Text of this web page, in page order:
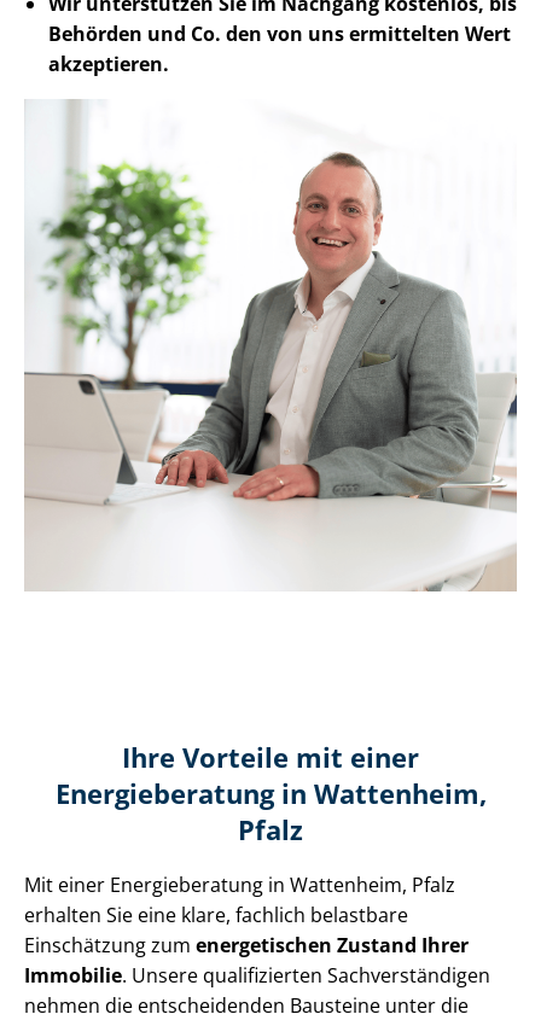
Behörden und Co. den von uns ermittelten Wert
akzeptieren.
Ihre Vorteile mit einer
Energieberatung in Wattenheim,
Pfalz
Mit einer Energieberatung in Wattenheim, Pfalz
erhalten Sie eine klare, fachlich belastbare
Einschätzung zum energetischen Zustand Ihrer
Immobilie. Unsere qualifizierten Sach­ver­stän­di­gen
nehmen die entscheidenden Bausteine unter die